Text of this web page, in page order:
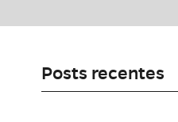
Posts recentes